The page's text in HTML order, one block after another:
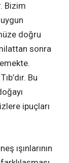
Bizim
doğru
sonra
Bu
ipuçları
ışınlarının